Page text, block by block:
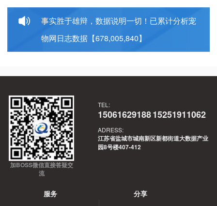
事实胜于雄辩，数据说明一切！已累计分析宠
物网日志数据【678,005,840】
加BOSS微信直接答疑交
流
TEL:
1506162918815251911062
ADRESS:
江苏省盐城市城南新区新都街道大数据产业
园8号楼407-412
服务 分享